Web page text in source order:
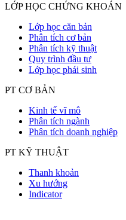
LỚP HỌC CHỨNG KHOÁN
Lớp học căn bản
Phân tích cơ bản
Phân tích kỹ thuật
Quy trình đầu tư
Lớp học phái sinh
PT CƠ BẢN
Kinh tế vĩ mô
Phân tích ngành
Phân tích doanh nghiệp
PT KỸ THUẬT
Thanh khoản
Xu hướng
Indicator